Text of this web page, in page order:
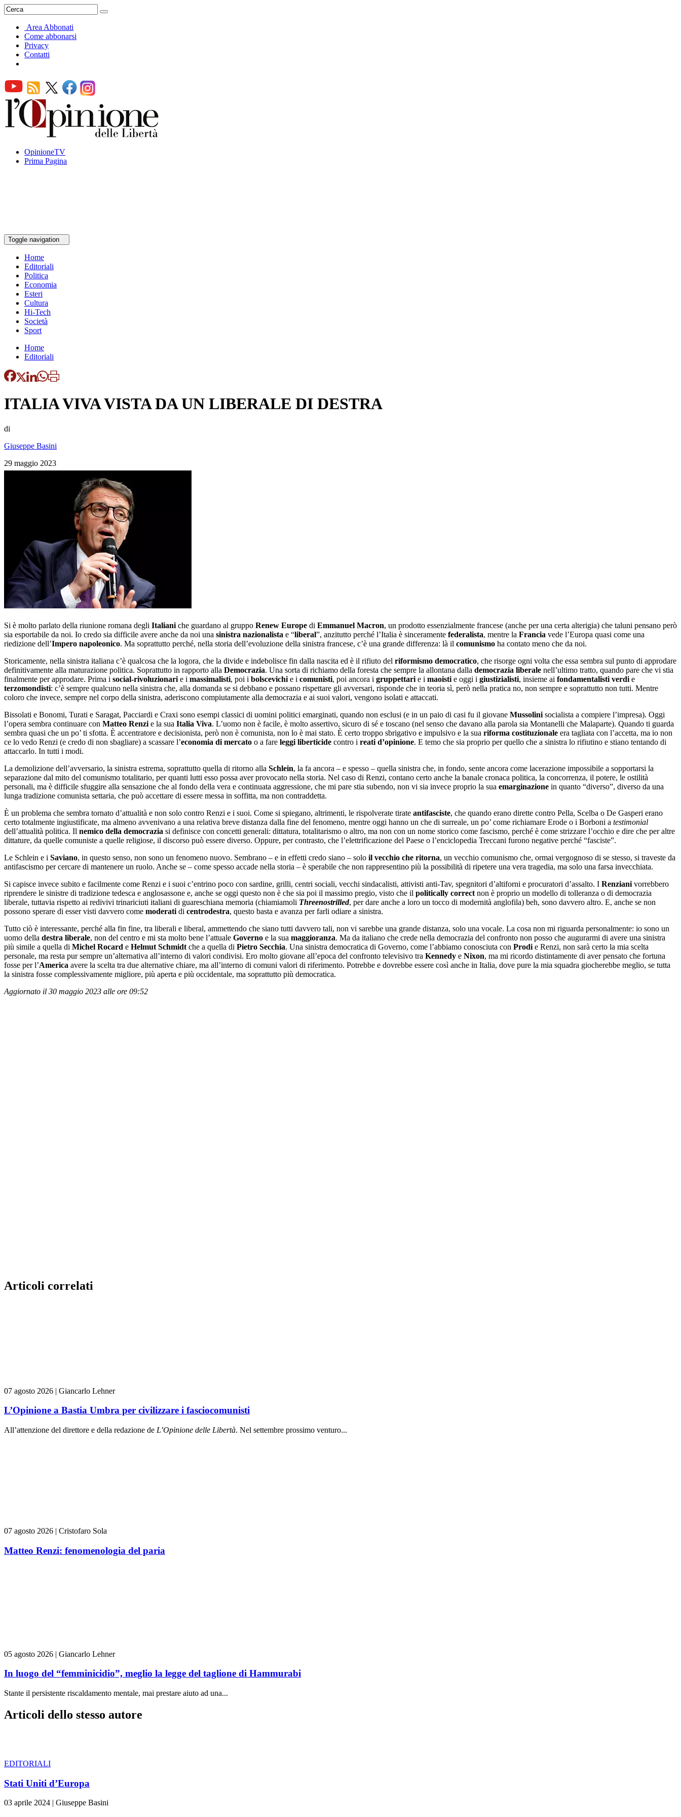
Area Abbonati
Come abbonarsi
Privacy
Contatti
OpinioneTV
Prima Pagina
Toggle navigation
Home
Editoriali
Politica
Economia
Esteri
Cultura
Hi-Tech
Società
Sport
Home
Editoriali
ITALIA VIVA VISTA DA UN LIBERALE DI DESTRA
di
Giuseppe Basini
29 maggio 2023
Si è molto parlato della riunione romana degli Italiani che guardano al gruppo Renew Europe di Emmanuel Macron, un prodotto essenzialmente francese (anche per una certa alterigia) che taluni pensano però
sia esportabile da noi. Io credo sia difficile avere anche da noi una sinistra nazionalista e “liberal”, anzitutto perché l’Italia è sinceramente federalista, mentre la Francia vede l’Europa quasi come una
riedizione dell’Impero napoleonico. Ma soprattutto perché, nella storia dell’evoluzione della sinistra francese, c’è una grande differenza: là il comunismo ha contato meno che da noi.
Storicamente, nella sinistra italiana c’è qualcosa che la logora, che la divide e indebolisce fin dalla nascita ed è il rifiuto del riformismo democratico, che risorge ogni volta che essa sembra sul punto di approdare
definitivamente alla maturazione politica. Soprattutto in rapporto alla Democrazia. Una sorta di richiamo della foresta che sempre la allontana dalla democrazia liberale nell’ultimo tratto, quando pare che vi stia
finalmente per approdare. Prima i social-rivoluzionari e i massimalisti, poi i bolscevichi e i comunisti, poi ancora i gruppettari e i maoisti e oggi i giustizialisti, insieme ai fondamentalisti verdi e
terzomondisti: c’è sempre qualcuno nella sinistra che, alla domanda se si debbano e possano rispettare gli avversari, risponde che in teoria sì, però nella pratica no, non sempre e soprattutto non tutti. Mentre
coloro che invece, sempre nel corpo della sinistra, aderiscono compiutamente alla democrazia e ai suoi valori, vengono isolati e attaccati.
Bissolati e Bonomi, Turati e Saragat, Pacciardi e Craxi sono esempi classici di uomini politici emarginati, quando non esclusi (e in un paio di casi fu il giovane Mussolini socialista a compiere l’impresa). Oggi
l’opera sembra continuare con Matteo Renzi e la sua Italia Viva. L’uomo non è facile, è molto assertivo, sicuro di sé e toscano (nel senso che davano alla parola sia Montanelli che Malaparte). Quando ti guarda
sembra quasi che un po’ ti sfotta. È accentratore e decisionista, però non è comunista, non lo è mai stato. È certo troppo sbrigativo e impulsivo e la sua riforma costituzionale era tagliata con l’accetta, ma io non
ce lo vedo Renzi (e credo di non sbagliare) a scassare l’economia di mercato o a fare leggi liberticide contro i reati d’opinione. E temo che sia proprio per quello che a sinistra lo rifiutino e stiano tentando di
attaccarlo. In tutti i modi.
La demolizione dell’avversario, la sinistra estrema, soprattutto quella di ritorno alla Schlein, la fa ancora – e spesso – quella sinistra che, in fondo, sente ancora come lacerazione impossibile a sopportarsi la
separazione dal mito del comunismo totalitario, per quanti lutti esso possa aver provocato nella storia. Nel caso di Renzi, contano certo anche la banale cronaca politica, la concorrenza, il potere, le ostilità
personali, ma è difficile sfuggire alla sensazione che al fondo della vera e continuata aggressione, che mi pare stia subendo, non vi sia invece proprio la sua emarginazione in quanto “diverso”, diverso da una
lunga tradizione comunista settaria, che può accettare di essere messa in soffitta, ma non contraddetta.
È un problema che sembra tornato d’attualità e non solo contro Renzi e i suoi. Come si spiegano, altrimenti, le rispolverate tirate antifasciste, che quando erano dirette contro Pella, Scelba o De Gasperi erano
certo totalmente ingiustificate, ma almeno avvenivano a una relativa breve distanza dalla fine del fenomeno, mentre oggi hanno un che di surreale, un po’ come richiamare Erode o i Borboni a testimonial
dell’attualità politica. Il nemico della democrazia si definisce con concetti generali: dittatura, totalitarismo o altro, ma non con un nome storico come fascismo, perché è come strizzare l’occhio e dire che per altre
dittature, da quelle comuniste a quelle religiose, il discorso può essere diverso. Oppure, per contrasto, che l’elettrificazione del Paese o l’enciclopedia Treccani furono negative perché “fasciste”.
Le Schlein e i Saviano, in questo senso, non sono un fenomeno nuovo. Sembrano – e in effetti credo siano – solo il vecchio che ritorna, un vecchio comunismo che, ormai vergognoso di se stesso, si traveste da
antifascismo per cercare di mantenere un ruolo. Anche se – come spesso accade nella storia – è sperabile che non rappresentino più la possibilità di ripetere una vera tragedia, ma solo una farsa invecchiata.
Si capisce invece subito e facilmente come Renzi e i suoi c’entrino poco con sardine, grilli, centri sociali, vecchi sindacalisti, attivisti anti-Tav, spegnitori d’altiforni e procuratori d’assalto. I Renziani vorrebbero
riprendere le sinistre di tradizione tedesca e anglosassone e, anche se oggi questo non è che sia poi il massimo pregio, visto che il politically correct non è proprio un modello di tolleranza o di democrazia
liberale, tuttavia rispetto ai redivivi trinariciuti italiani di guareschiana memoria (chiamiamoli Threenostrilled, per dare anche a loro un tocco di modernità anglofila) beh, sono davvero altro. E, anche se non
possono sperare di esser visti davvero come moderati di centrodestra, questo basta e avanza per farli odiare a sinistra.
Tutto ciò è interessante, perché alla fin fine, tra liberali e liberal, ammettendo che siano tutti davvero tali, non vi sarebbe una grande distanza, solo una vocale. La cosa non mi riguarda personalmente: io sono un
uomo della destra liberale, non del centro e mi sta molto bene l’attuale Governo e la sua maggioranza. Ma da italiano che crede nella democrazia del confronto non posso che augurarmi di avere una sinistra
più simile a quella di Michel Rocard e Helmut Schmidt che a quella di Pietro Secchia. Una sinistra democratica di Governo, come l’abbiamo conosciuta con Prodi e Renzi, non sarà certo la mia scelta
personale, ma resta pur sempre un’alternativa all’interno di valori condivisi. Ero molto giovane all’epoca del confronto televisivo tra Kennedy e Nixon, ma mi ricordo distintamente di aver pensato che fortuna
fosse per l’America avere la scelta tra due alternative chiare, ma all’interno di comuni valori di riferimento. Potrebbe e dovrebbe essere così anche in Italia, dove pure la mia squadra giocherebbe meglio, se tutta
la sinistra fosse complessivamente migliore, più aperta e più occidentale, ma soprattutto più democratica.
Aggiornato il 30 maggio 2023 alle ore 09:52
Articoli correlati
07 agosto 2026 | Giancarlo Lehner
L’Opinione a Bastia Umbra per civilizzare i fasciocomunisti
All’attenzione del direttore e della redazione de L’Opinione delle Libertà. Nel settembre prossimo venturo...
07 agosto 2026 | Cristofaro Sola
Matteo Renzi: fenomenologia del paria
05 agosto 2026 | Giancarlo Lehner
In luogo del “femminicidio”, meglio la legge del taglione di Hammurabi
Stante il persistente riscaldamento mentale, mai prestare aiuto ad una...
Articoli dello stesso autore
EDITORIALI
Stati Uniti d’Europa
03 aprile 2024 | Giuseppe Basini